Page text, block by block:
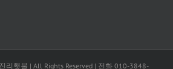
리횃불 | All Rights Reserved | 전화 010-3848-